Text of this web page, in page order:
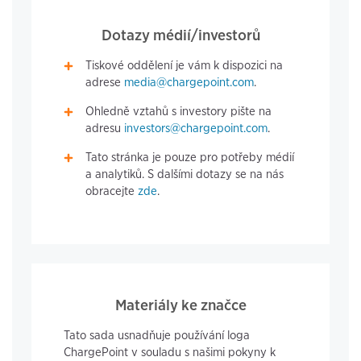
Dotazy médií/investorů
Tiskové oddělení je vám k dispozici na
adrese media@chargepoint.com.
Ohledně vztahů s investory pište na
adresu investors@chargepoint.com.
Tato stránka je pouze pro potřeby médií
a analytiků. S dalšími dotazy se na nás
obracejtezde.
Materiály ke značce
Tato sada usnadňuje používání loga
ChargePoint v souladu s našimi pokyny k